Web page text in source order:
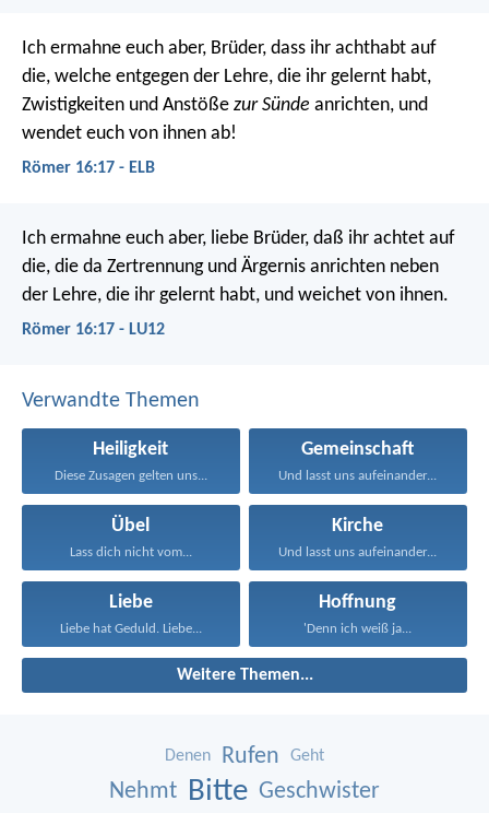
Ich ermahne euch aber, Brüder, dass ihr achthabt auf
die, welche entgegen der Lehre, die ihr gelernt habt,
Zwistigkeiten und Anstöße zur Sünde anrichten, und
wendet euch von ihnen ab!
Römer 16:17 - ELB
Ich ermahne euch aber, liebe Brüder, daß ihr achtet auf
die, die da Zertrennung und Ärgernis anrichten neben
der Lehre, die ihr gelernt habt, und weichet von ihnen.
Römer 16:17 - LU12
Verwandte Themen
Heiligkeit
Diese Zusagen gelten uns...
Gemeinschaft
Und lasst uns aufeinander...
Übel
Lass dich nicht vom...
Kirche
Und lasst uns aufeinander...
Liebe
Liebe hat Geduld. Liebe...
Hoffnung
'Denn ich weiß ja...
Weitere Themen...
Denen Rufen Geht
Nehmt Bitte Geschwister